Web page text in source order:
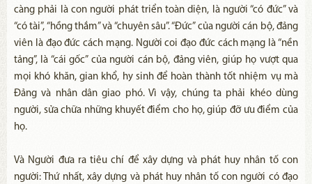
càng phải là con người phát triển toàn diện, là người “có đức” và
“có tài”, “hồng thắm” và “chuyên sâu”. “Đức” của người cán bộ, đảng
viên là đạo đức cách mạng. Người coi đạo đức cách mạng là “nền
tảng”, là “cái gốc” của người cán bộ, đảng viên, giúp họ vượt qua
mọi khó khăn, gian khổ, hy sinh để hoàn thành tốt nhiệm vụ mà
Đảng và nhân dân giao phó. Vì vậy, chúng ta phải khéo dùng
người, sửa chữa những khuyết điểm cho họ, giúp đỡ ưu điểm của
họ.
Và Người đưa ra tiêu chí để xây dựng và phát huy nhân tố con
người: Thứ nhất, xây dựng và phát huy nhân tố con người có đạo